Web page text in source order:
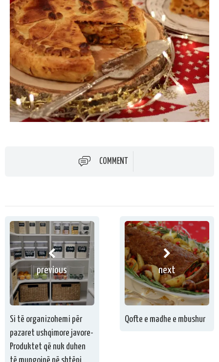
COMMENT
previous
Si të organizohemi për
pazaret ushqimore javore-
Produktet që nuk duhen
të mungojnë në shtëpi
next
Qofte e madhe e mbushur